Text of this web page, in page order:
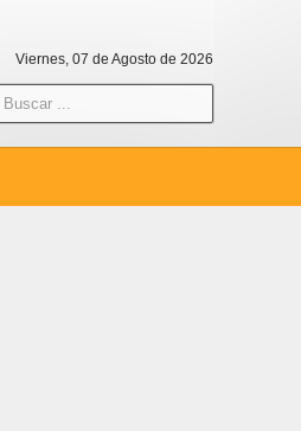
Viernes, 07 de Agosto de 2026